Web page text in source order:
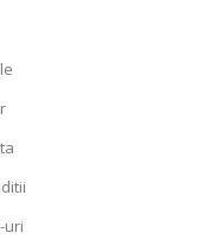
uri